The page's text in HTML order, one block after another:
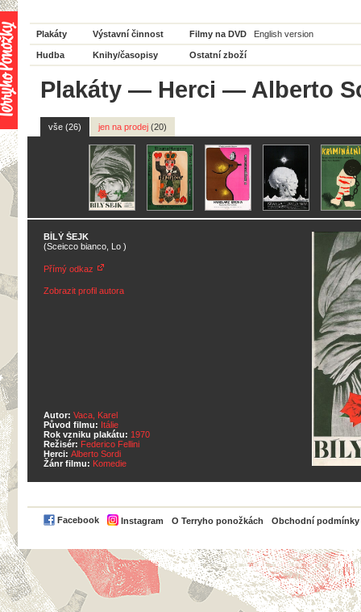
Plakáty Výstavní činnost Filmy na DVD English version
Hudba Knihy/časopisy Ostatní zboží
Plakáty — Herci — Alberto
vše (26) jen na prodej (20)
BÍLÝ ŠEJK
(Sceicco bianco, Lo )
Přímý odkaz
Zobrazit profil autora
Autor: Vaca, Karel
Původ filmu: Itálie
Rok vzniku plakátu: 1970
Režisér: Federico Fellini
Herci: Alberto Sordi
Žánr filmu: Komedie
Facebook Instagram O Terryho ponožkách Obchodní podmínky
PayPal